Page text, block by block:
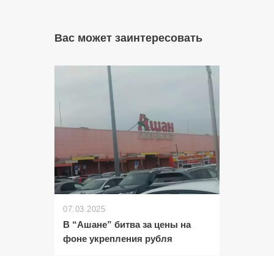
Вас может заинтересовать
07.03.2025
В “Ашане” битва за цены на
фоне укрепления рубля